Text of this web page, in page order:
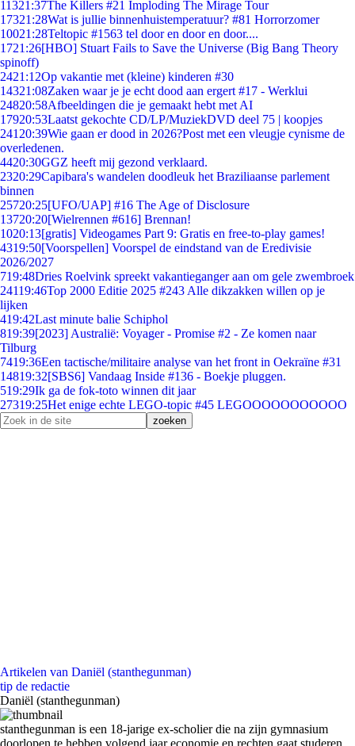
11321:37The Killers #21 Imploding The Mirage Tour
17321:28Wat is jullie binnenhuistemperatuur? #81 Horrorzomer
10021:28Teltopic #1563 tel door en door en door....
1721:26[HBO] Stuart Fails to Save the Universe (Big Bang Theory
spinoff)
2421:12Op vakantie met (kleine) kinderen #30
14321:08Zaken waar je je echt dood aan ergert #17 - Werklui
24820:58Afbeeldingen die je gemaakt hebt met AI
17920:53Laatst gekochte CD/LP/MuziekDVD deel 75 | koopjes
241 20:39Wie gaan er dood in 2026?Post met een vleugje cynisme de
overledenen.
4420:30GGZ heeft mij gezond verklaard.
2320:29Capibara's wandelen doodleuk het Braziliaanse parlement
binnen
25720:25[UFO/UAP] #16 The Age of Disclosure
13720:20[Wielrennen #616] Brennan!
1020:13[gratis] Videogames Part 9: Gratis en free-to-play games!
4319:50[Voorspellen] Voorspel de eindstand van de Eredivisie
2026/2027
719:48Dries Roelvink spreekt vakantieganger aan om gele zwembroek
24119:46Top 2000 Editie 2025 #243 Alle dikzakken willen op je
lijken
419:42Last minute balie Schiphol
819:39[2023] Australië: Voyager - Promise #2 - Ze komen naar
Tilburg
7419:36Een tactische/militaire analyse van het front in Oekraïne #31
14819:32[SBS6] Vandaag Inside #136 - Boekje pluggen.
519:29Ik ga de fok-toto winnen dit jaar
27319:25Het enige echte LEGO-topic #45 LEGOOOOOOOOOOO
Artikelen van Daniël (stanthegunman)
tip de redactie
Daniël (stanthegunman)
stanthegunman is een 18-jarige ex-scholier die na zijn gymnasium
doorlopen te hebben volgend jaar economie en rechten gaat studeren